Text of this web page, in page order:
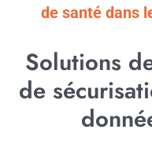
de santé dans
Solutions
de